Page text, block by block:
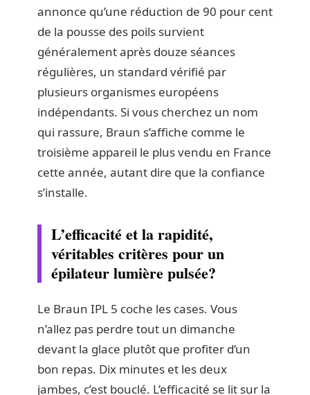
annonce qu’une réduction de 90 pour cent
de la pousse des poils survient
généralement après douze séances
régulières, un standard vérifié par
plusieurs organismes européens
indépendants. Si vous cherchez un nom
qui rassure, Braun s’affiche comme le
troisième appareil le plus vendu en France
cette année, autant dire que la confiance
s’installe.
L’efficacité et la rapidité,
véritables critères pour un
épilateur lumière pulsée?
Le Braun IPL 5 coche les cases. Vous
n’allez pas perdre tout un dimanche
devant la glace plutôt que profiter d’un
bon repas. Dix minutes et les deux
jambes, c’est bouclé. L’efficacité se lit sur la